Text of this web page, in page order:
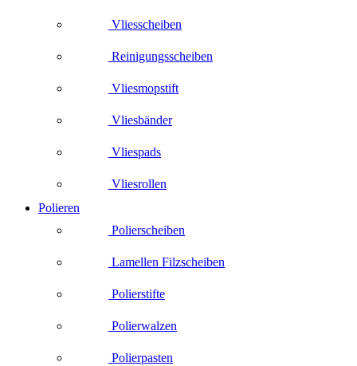
Vliesscheiben
Reinigungsscheiben
Vliesmopstift
Vliesbänder
Vliespads
Vliesrollen
Polieren
Polierscheiben
Lamellen Filzscheiben
Polierstifte
Polierwalzen
Polierpasten